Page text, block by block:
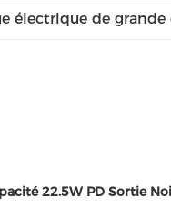
électrique de
22.5W PD Sortie